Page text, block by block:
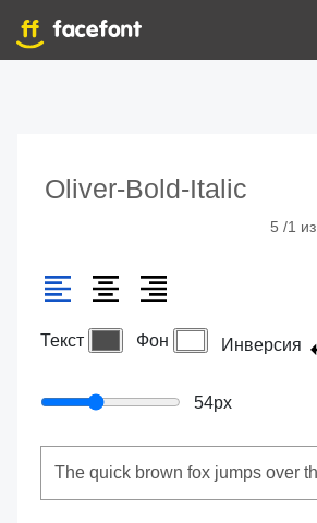
Oliver-Bold-Italic
5 /1 из
Текст Фон Инверсия
54px